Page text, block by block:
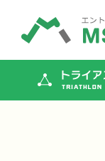
トライアス